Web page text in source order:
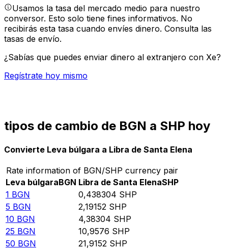
Usamos la tasa del mercado medio para nuestro
conversor. Esto solo tiene fines informativos. No
recibirás esta tasa cuando envíes dinero. Consulta las
tasas de envío.
¿Sabías que puedes enviar dinero al extranjero con Xe?
Regístrate hoy mismo
tipos de cambio de BGN a SHP hoy
Convierte Leva búlgara a Libra de Santa Elena
Rate information of BGN/SHP currency pair
Leva búlgaraBGN Libra de Santa ElenaSHP
1 BGN 0,438304 SHP
5 BGN 2,19152 SHP
10 BGN 4,38304 SHP
25 BGN 10,9576 SHP
50 BGN 21,9152 SHP